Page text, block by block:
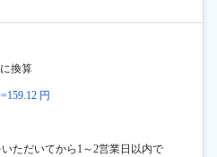
換算
円
ただいてから1～2営業日以内で